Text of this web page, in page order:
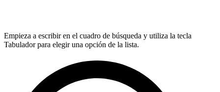
Empieza a escribir en el cuadro de búsqueda y utiliza la tecla
Tabulador para elegir una opción de la lista.